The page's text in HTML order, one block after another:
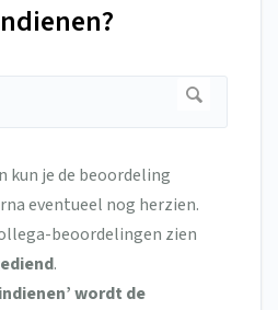
kun je de beoordeling
eventueel nog herzien.
beoordelingen zien
.
wordt de